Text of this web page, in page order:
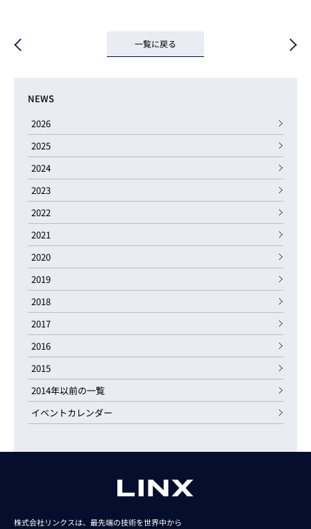
一覧に戻る
NEWS
2026
2025
2024
2023
2022
2021
2020
2019
2018
2017
2016
2015
2014年以前の一覧
イベントカレンダー
株式会社リンクスは、最先端の技術を世界中から